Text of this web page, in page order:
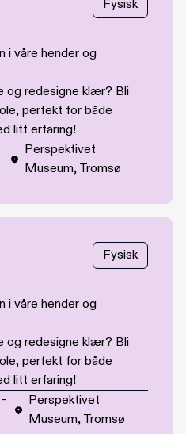
Fysisk
i våre hender og
og redesigne klær? Bli
perfekt for både
litt erfaring!
Perspektivet
Museum, Tromsø
Fysisk
i våre hender og
og redesigne klær? Bli
perfekt for både
litt erfaring!
-
Perspektivet
Museum, Tromsø